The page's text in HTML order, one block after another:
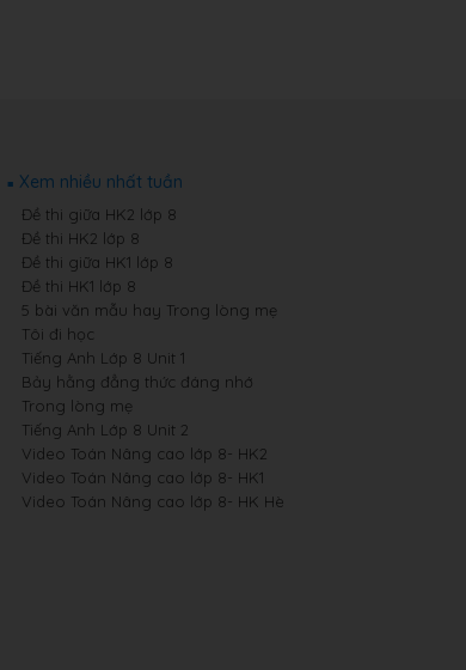
Xem nhiều nhất tuần
Đề thi giữa HK2 lớp 8
Đề thi HK2 lớp 8
Đề thi giữa HK1 lớp 8
Đề thi HK1 lớp 8
5 bài văn mẫu hay Trong lòng mẹ
Tôi đi học
Tiếng Anh Lớp 8 Unit 1
Bảy hằng đẳng thức đáng nhớ
Trong lòng mẹ
Tiếng Anh Lớp 8 Unit 2
Video Toán Nâng cao lớp 8- HK2
Video Toán Nâng cao lớp 8- HK1
Video Toán Nâng cao lớp 8- HK Hè